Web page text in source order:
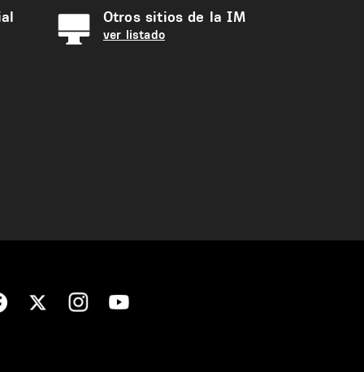
Otros sitios de la IM
ver listado